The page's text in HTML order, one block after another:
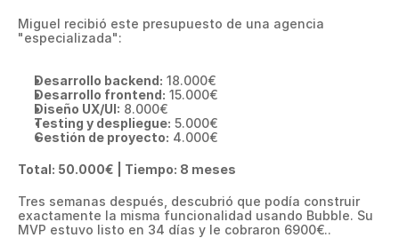
Miguel recibió este presupuesto de una agencia
"especializada":
Desarrollo backend: 18.000€
Desarrollo frontend: 15.000€
Diseño UX/UI: 8.000€
Testing y despliegue: 5.000€
Gestión de proyecto: 4.000€
Total: 50.000€ | Tiempo: 8 meses
Tres semanas después, descubrió que podía construir
exactamente la misma funcionalidad usando Bubble. Su
MVP estuvo listo en 34 días y le cobraron 6900€..